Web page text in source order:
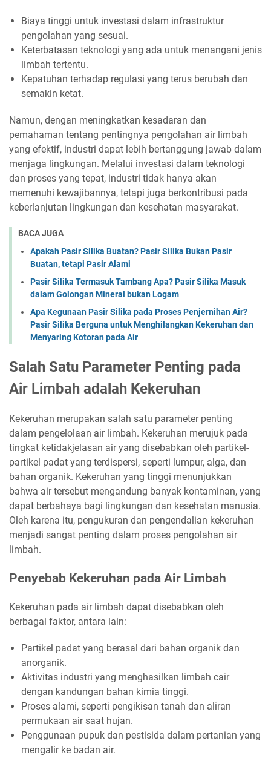
Biaya tinggi untuk investasi dalam infrastruktur
pengolahan yang sesuai.
Keterbatasan teknologi yang ada untuk menangani jenis
limbah tertentu.
Kepatuhan terhadap regulasi yang terus berubah dan
semakin ketat.
Namun, dengan meningkatkan kesadaran dan
pemahaman tentang pentingnya pengolahan air limbah
yang efektif, industri dapat lebih bertanggung jawab dalam
menjaga lingkungan. Melalui investasi dalam teknologi
dan proses yang tepat, industri tidak hanya akan
memenuhi kewajibannya, tetapi juga berkontribusi pada
keberlanjutan lingkungan dan kesehatan masyarakat.
BACA JUGA
Apakah Pasir Silika Buatan? Pasir Silika Bukan Pasir
Buatan, tetapi Pasir Alami
Pasir Silika Termasuk Tambang Apa? Pasir Silika Masuk
dalam Golongan Mineral bukan Logam
Apa Kegunaan Pasir Silika pada Proses Penjernihan Air?
Pasir Silika Berguna untuk Menghilangkan Kekeruhan dan
Menyaring Kotoran pada Air
Salah Satu Parameter Penting pada
Air Limbah adalah Kekeruhan
Kekeruhan merupakan salah satu parameter penting
dalam pengelolaan air limbah. Kekeruhan merujuk pada
tingkat ketidakjelasan air yang disebabkan oleh partikel-
partikel padat yang terdispersi, seperti lumpur, alga, dan
bahan organik. Kekeruhan yang tinggi menunjukkan
bahwa air tersebut mengandung banyak kontaminan, yang
dapat berbahaya bagi lingkungan dan kesehatan manusia.
Oleh karena itu, pengukuran dan pengendalian kekeruhan
menjadi sangat penting dalam proses pengolahan air
limbah.
Penyebab Kekeruhan pada Air Limbah
Kekeruhan pada air limbah dapat disebabkan oleh
berbagai faktor, antara lain:
Partikel padat yang berasal dari bahan organik dan
anorganik.
Aktivitas industri yang menghasilkan limbah cair
dengan kandungan bahan kimia tinggi.
Proses alami, seperti pengikisan tanah dan aliran
permukaan air saat hujan.
Penggunaan pupuk dan pestisida dalam pertanian yang
mengalir ke badan air.